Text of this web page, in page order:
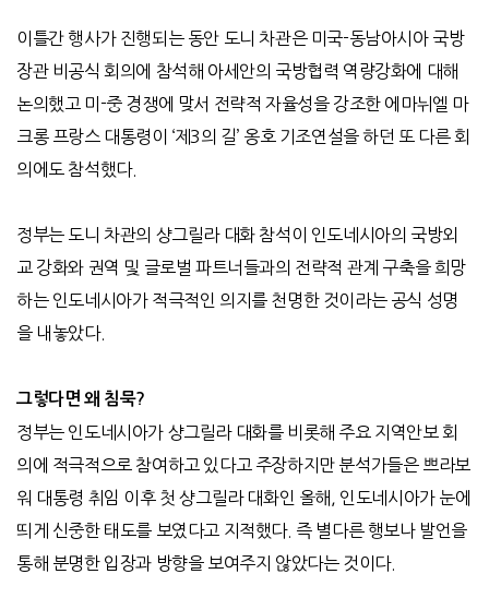
이틀간 행사가 진행되는 동안 도니 차관은 미국-동남아시아 국방
장관 비공식 회의에 참석해 아세안의 국방협력 역량강화에 대해
논의했고 미 -중 경쟁에 맞서 전략적 자율성을 강조한 에마뉘엘 마
크롱 프랑스 대통령이 ‘제3의 길’ 옹호 기조연설을 하던 또 다른 회
의에도 참석했다.
정부는 도니 차관의 샹그릴라 대화 참석이 인도네시아의 국방외
교 강화와 권역 및 글로벌 파트너들과의 전략적 관계 구축을 희망
하는 인도네시아가 적극적인 의지를 천명한 것이라는 공식 성명
을 내놓았다.
그렇다면 왜 침묵?
정부는 인도네시아가 샹그릴라 대화를 비롯해 주요 지역안보 회
의에 적극적으로 참여하고 있다고 주장하지만 분석가들은 쁘라보
워 대통령 취임 이후 첫 샹그릴라 대화인 올해 , 인도네시아가 눈에
띄게 신중한 태도를 보였다고 지적했다. 즉 별다른 행보나 발언을
통해 분명한 입장과 방향을 보여주지 않았다는 것이다.